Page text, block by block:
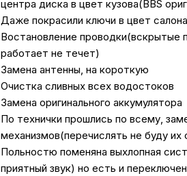
центра диска в цвет кузова(BBS
Даже покрасили ключи в цвет
Востановление проводки(вскрытые
работает не течет)
Замена антенны, на короткую
Очистка сливных всех водостоков
Замена оригинального аккумулятора
По технички прошлись по всему,
механизмов(перечислять не буду
Польностю поменяна выхлопная
приятный звук) но есть и